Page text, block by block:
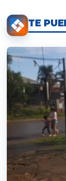
TE